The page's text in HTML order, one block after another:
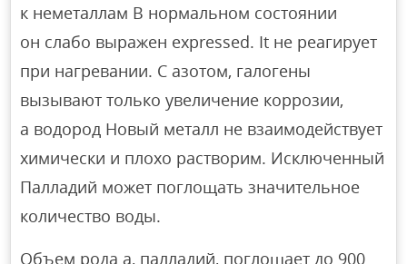
к неметаллам В нормальном состоянии
он слабо выражен expressed. It не реагирует
при нагревании. С азотом, галогены
вызывают только увеличение коррозии,
а водород Новый металл не взаимодействует
химически и плохо растворим. Исключенный
Палладий может поглощать значительное
количество воды.
Объем рода а, палладий, поглощает до 900